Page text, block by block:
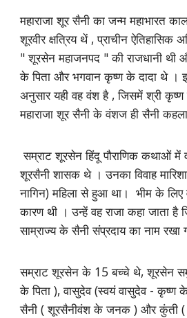
महाराजा शूर सैनी का जन्म महाभारत
शूरवीर क्षत्रिय थें , प्राचीन
" शूरसेन महाजनपद " की राजधानी थी
के पिता और भगवान कृष्ण के दादा थे ।
अनुसार यही वह वंश है , जिसमें श्री
महाराजा शूर सैनी के वंशज ही सैनी
सम्राट शूरसेन हिंदू पौराणिक कथाओं में
शूरसैनी शासक थे । उनका विवाह
नागिन) महिला से हुआ था। भीम के लिए
कारण थी । उन्हें वह राजा कहा जाता
साम्राज्य के सैनी संप्रदाय का नाम रखा
सम्राट शूरसेन के 15 बच्चे थे, शूरसेन
के पिता ), वासुदेव (स्वयं वासुदेव - कृष्ण के
सैनी ( शूरसैनीवंश के जनक ) और कुंती (